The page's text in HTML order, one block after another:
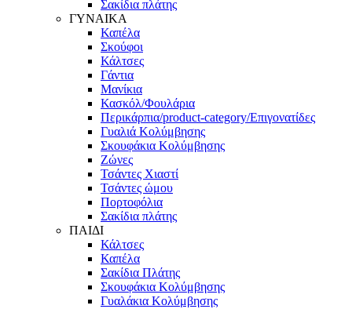
Σακίδια πλάτης
ΓΥΝΑΙΚΑ
Καπέλα
Σκούφοι
Κάλτσες
Γάντια
Μανίκια
Κασκόλ/Φουλάρια
Περικάρπια/product-category/Επιγονατίδες
Γυαλιά Κολύμβησης
Σκουφάκια Κολύμβησης
Ζώνες
Τσάντες Χιαστί
Τσάντες ώμου
Πορτοφόλια
Σακίδια πλάτης
ΠΑΙΔΙ
Κάλτσες
Καπέλα
Σακίδια Πλάτης
Σκουφάκια Κολύμβησης
Γυαλάκια Κολύμβησης